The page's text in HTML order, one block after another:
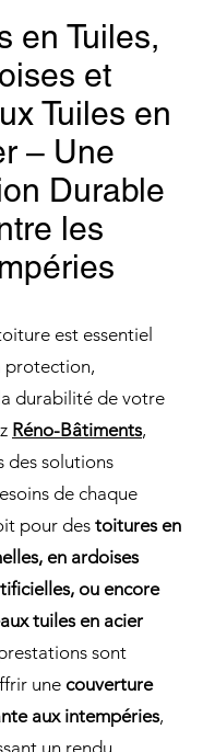
en Tuiles,
et
Tuiles en
– Une
Durable
les
est essentiel
protection,
durabilité de votre
Réno-Bâtiments,
des solutions
de chaque
pour des toitures en
en ardoises
ou encore
tuiles en acier
sont
une couverture
aux intempéries,
un rendu